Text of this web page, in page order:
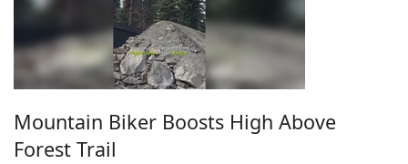
Mountain Biker Boosts High Above
Forest Trail